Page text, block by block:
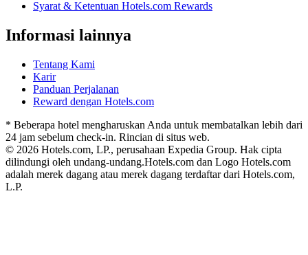
Syarat & Ketentuan Hotels.com Rewards
Informasi lainnya
Tentang Kami
Karir
Panduan Perjalanan
Reward dengan Hotels.com
* Beberapa hotel mengharuskan Anda untuk membatalkan lebih dari
24 jam sebelum check-in. Rincian di situs web.
© 2026 Hotels.com, LP., perusahaan Expedia Group. Hak cipta
dilindungi oleh undang-undang.Hotels.com dan Logo Hotels.com
adalah merek dagang atau merek dagang terdaftar dari Hotels.com,
L.P.